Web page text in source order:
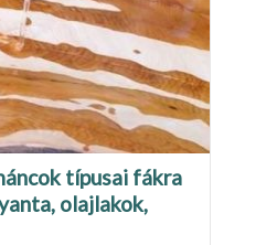
típusai fákra
olajlakok,